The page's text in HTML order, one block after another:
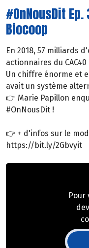
#OnNousDit
Biocoop
En 2018, 57 milliards
actionnaires du CAC40
Un chiffre énorme et
avait un système
👉 Marie Papillon
#OnNousDit !
👉 + d'infos sur le
https://bit.ly/2Gbvyit
Pour